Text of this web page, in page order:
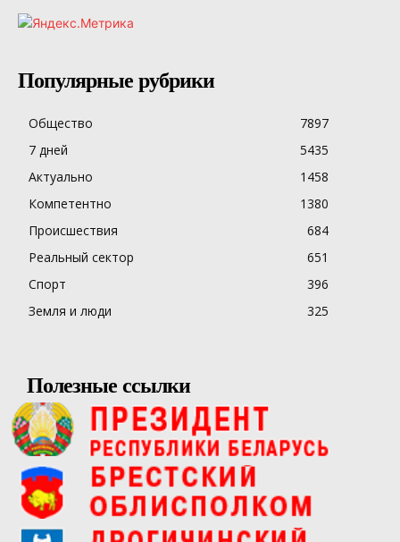
Популярные рубрики
Общество
7897
7 дней
5435
Актуально
1458
Компетентно
1380
Происшествия
684
Реальный сектор
651
Спорт
396
Земля и люди
325
Полезные ссылки